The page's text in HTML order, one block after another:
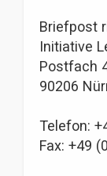
Briefpost
Initiative
Postfach
90206
Telefon:
Fax: +49